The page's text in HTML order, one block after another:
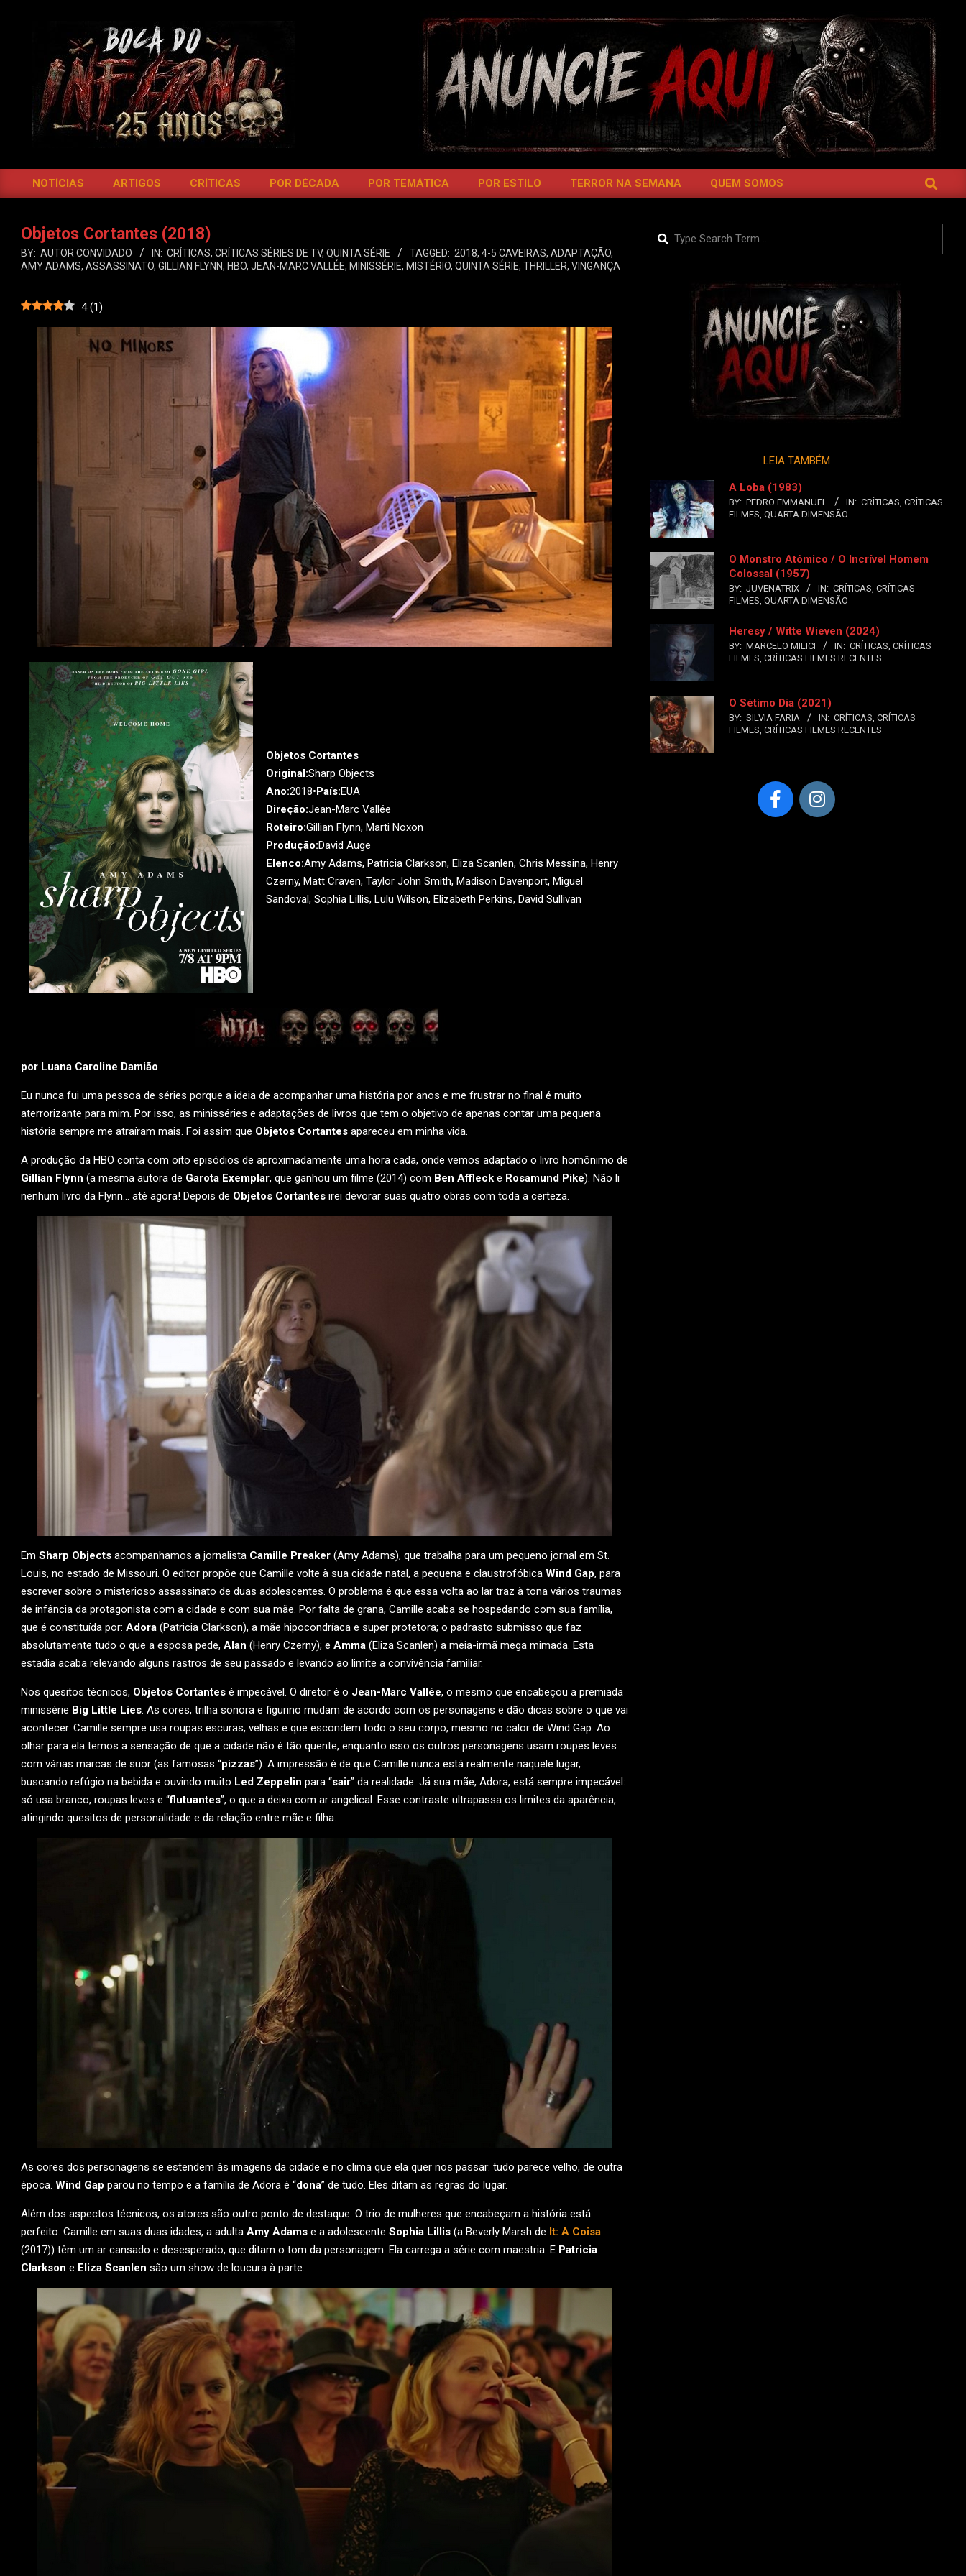
BOCA
DO
Primary
Menu
NOTÍCIAS ARTIGOS CRÍTICAS POR DÉCADA POR TEMÁTICA POR ESTILO TERROR NA SEMANA QUEM SOMOS SEARCH
Objetos Cortantes (2018)
BY: AUTOR CONVIDADO IN: CRÍTICAS, CRÍTICAS SÉRIES DE TV, QUINTA SÉRIE TAGGED: 2018, 4-5 CAVEIRAS, ADAPTAÇÃO,
AMY ADAMS, ASSASSINATO, GILLIAN FLYNN, HBO, JEAN-MARC VALLÉE, MINISSÉRIE, MISTÉRIO, QUINTA SÉRIE, THRILLER, VINGANÇA
4 (1)
Objetos Cortantes
Original:Sharp Objects
Ano:2018•País:EUA
Direção:Jean-Marc Vallée
Roteiro:Gillian Flynn, Marti Noxon
Produção:David Auge
Elenco:Amy Adams, Patricia Clarkson, Eliza Scanlen, Chris Messina, Henry
Czerny, Matt Craven, Taylor John Smith, Madison Davenport, Miguel
Sandoval, Sophia Lillis, Lulu Wilson, Elizabeth Perkins, David Sullivan
por Luana Caroline Damião
Eu nunca fui uma pessoa de séries porque a ideia de acompanhar uma história por anos e me frustrar no final é muito
aterrorizante para mim. Por isso, as minisséries e adaptações de livros que tem o objetivo de apenas contar uma pequena
história sempre me atraíram mais. Foi assim que Objetos Cortantes apareceu em minha vida.
A produção da HBO conta com oito episódios de aproximadamente uma hora cada, onde vemos adaptado o livro homônimo de
Gillian Flynn (a mesma autora de Garota Exemplar, que ganhou um filme (2014) com Ben Affleck e Rosamund Pike). Não li
nenhum livro da Flynn… até agora! Depois de Objetos Cortantes irei devorar suas quatro obras com toda a certeza.
Em Sharp Objects acompanhamos a jornalista Camille Preaker (Amy Adams), que trabalha para um pequeno jornal em St.
Louis, no estado de Missouri. O editor propõe que Camille volte à sua cidade natal, a pequena e claustrofóbica Wind Gap, para
escrever sobre o misterioso assassinato de duas adolescentes. O problema é que essa volta ao lar traz à tona vários traumas
de infância da protagonista com a cidade e com sua mãe. Por falta de grana, Camille acaba se hospedando com sua família,
que é constituída por: Adora (Patricia Clarkson), a mãe hipocondríaca e super protetora; o padrasto submisso que faz
absolutamente tudo o que a esposa pede, Alan (Henry Czerny); e Amma (Eliza Scanlen) a meia-irmã mega mimada. Esta
estadia acaba relevando alguns rastros de seu passado e levando ao limite a convivência familiar.
Nos quesitos técnicos, Objetos Cortantes é impecável. O diretor é o Jean-Marc Vallée, o mesmo que encabeçou a premiada
minissérie Big Little Lies. As cores, trilha sonora e figurino mudam de acordo com os personagens e dão dicas sobre o que vai
acontecer. Camille sempre usa roupas escuras, velhas e que escondem todo o seu corpo, mesmo no calor de Wind Gap. Ao
olhar para ela temos a sensação de que a cidade não é tão quente, enquanto isso os outros personagens usam roupes leves
com várias marcas de suor (as famosas “pizzas”). A impressão é de que Camille nunca está realmente naquele lugar,
buscando refúgio na bebida e ouvindo muito Led Zeppelin para “sair” da realidade. Já sua mãe, Adora, está sempre impecável:
só usa branco, roupas leves e “flutuantes”, o que a deixa com ar angelical. Esse contraste ultrapassa os limites da aparência,
atingindo quesitos de personalidade e da relação entre mãe e filha.
As cores dos personagens se estendem às imagens da cidade e no clima que ela quer nos passar: tudo parece velho, de outra
época. Wind Gap parou no tempo e a família de Adora é “dona” de tudo. Eles ditam as regras do lugar.
Além dos aspectos técnicos, os atores são outro ponto de destaque. O trio de mulheres que encabeçam a história está
perfeito. Camille em suas duas idades, a adulta Amy Adams e a adolescente Sophia Lillis (a Beverly Marsh de It: A Coisa
(2017)) têm um ar cansado e desesperado, que ditam o tom da personagem. Ela carrega a série com maestria. E Patricia
Clarkson e Eliza Scanlen são um show de loucura à parte.
Search
LEIA TAMBÉM
A Loba (1983)
BY: PEDRO EMMANUEL IN: CRÍTICAS, CRÍTICAS
FILMES, QUARTA DIMENSÃO
O Monstro Atômico / O Incrível Homem
Colossal (1957)
BY: JUVENATRIX IN: CRÍTICAS, CRÍTICAS
FILMES, QUARTA DIMENSÃO
Heresy / Witte Wieven (2024)
BY: MARCELO MILICI IN: CRÍTICAS, CRÍTICAS
FILMES, CRÍTICAS FILMES RECENTES
O Sétimo Dia (2021)
BY: SILVIA FARIA IN: CRÍTICAS, CRÍTICAS
FILMES, CRÍTICAS FILMES RECENTES